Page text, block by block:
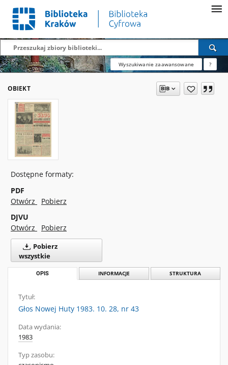
Wyszukiwanie zaawansowane ?
OBIEKT
Dostępne formaty:
PDF
Otwórz
Pobierz
DJVU
Otwórz
Pobierz
Pobierz
wszystkie
OPIS INFORMACJE STRUKTURA
Tytuł:
Głos Nowej Huty 1983. 10. 28, nr 43
Data wydania:
1983
Typ zasobu: